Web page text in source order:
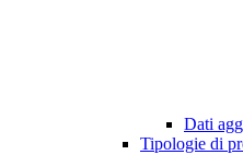
Dati
Tipologie di